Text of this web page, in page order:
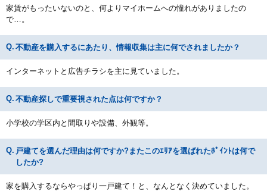
家賃がもったいないのと、何よりマイホームへの憧れがありましたの
で…。
不動産を購入するにあたり、情報収集は主に何でされましたか？
インターネットと広告チラシを主に見ていました。
不動産探しで重要視された点は何ですか？
小学校の学区内と間取りや設備、外観等。
戸建てを選んだ理由は何ですか?またこのｴﾘｱを選ばれたﾎﾟｲﾝﾄは何で
したか?
家を購入するならやっぱり一戸建て！と、なんとなく決めていました。